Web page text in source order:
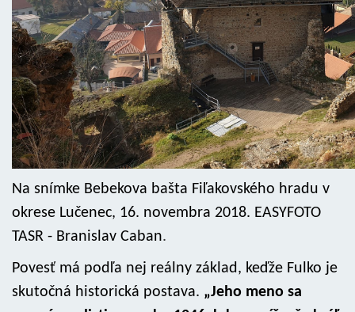
Na snímke Bebekova bašta Fiľakovského hradu v
okrese Lučenec, 16. novembra 2018. EASYFOTO
TASR - Branislav Caban.
Povesť má podľa nej reálny základ, keďže Fulko je
skutočná historická postava. „Jeho meno sa